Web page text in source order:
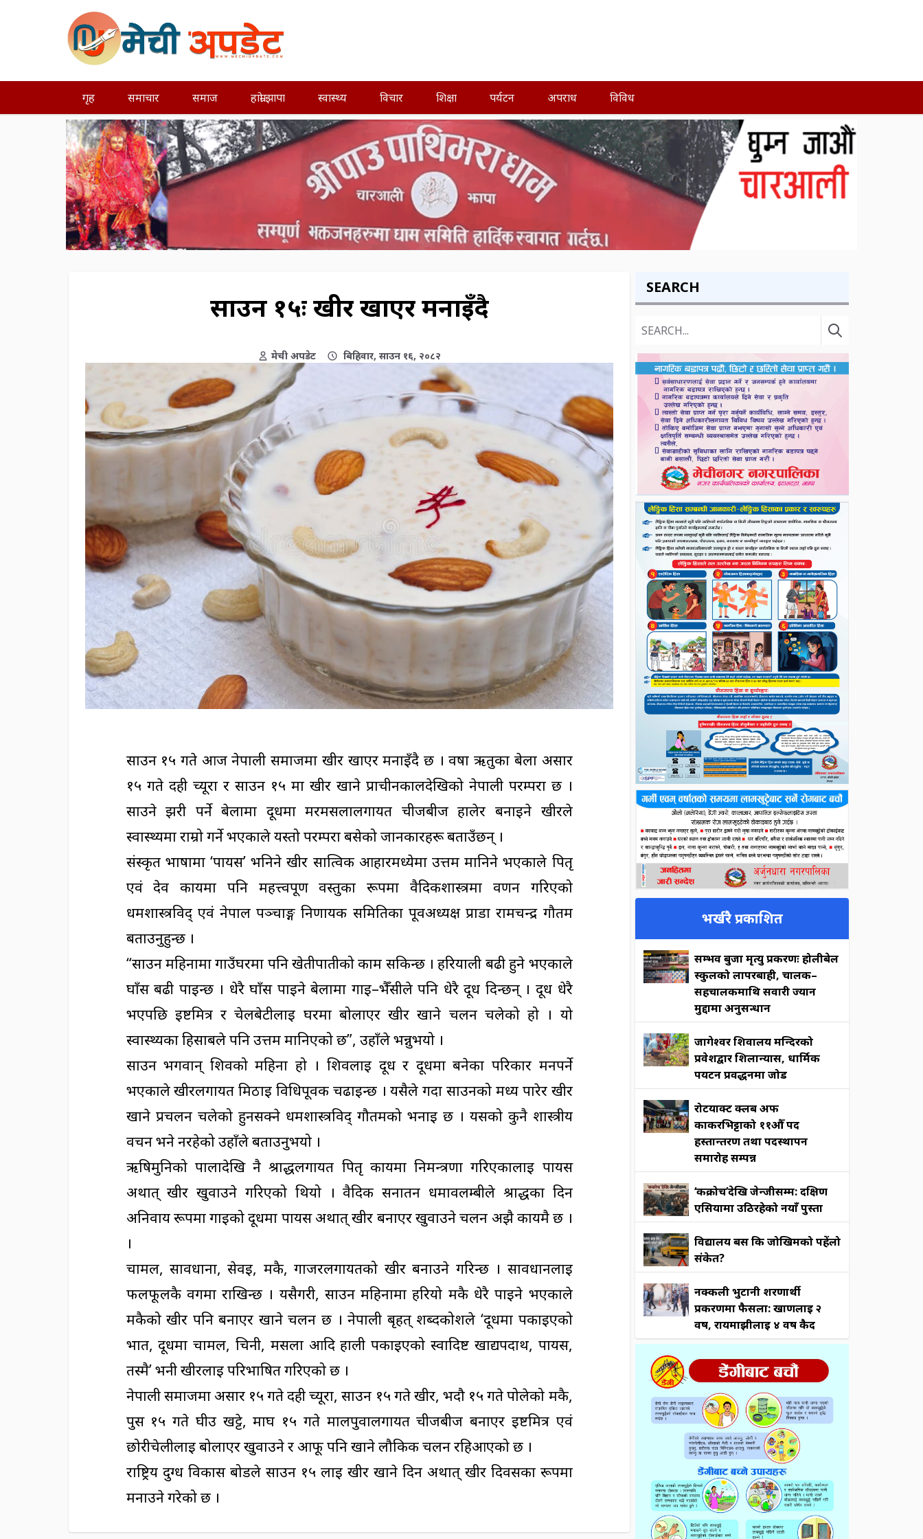
गृह समाचार समाज हाम्रो झापा स्वास्थ्य विचार शिक्षा पर्यटन अपराध विविध
साउन १५ः खीर खाएर मनाइँदै
मेची अपडेट बिहिवार, साउन १६, २०८२
साउन १५ गते आज नेपाली समाजमा खीर खाएर मनाइँदै छ । वर्षा ऋतुका बेला असार
१५ गते दही च्यूरा र साउन १५ मा खीर खाने प्राचीनकालदेखिको नेपाली परम्परा छ ।
साउने झरी पर्ने बेलामा दूधमा मरमसलालगायत चीजबीज हालेर बनाइने खीरले
स्वास्थ्यमा राम्रो गर्ने भएकाले यस्तो परम्परा बसेको जानकारहरू बताउँछन् ।
संस्कृत भाषामा ‘पायस’ भनिने खीर सात्विक आहारमध्येमा उत्तम मानिने भएकाले पितृ
एवं देव कार्यमा पनि महत्त्वपूर्ण वस्तुका रूपमा वैदिकशास्त्रमा वर्णन गरिएको
धर्मशास्त्रविद् एवं नेपाल पञ्चाङ्ग निर्णायक समितिका पूर्वअध्यक्ष प्राडा रामचन्द्र गौतम
बताउनुहुन्छ ।
“साउन महिनामा गाउँघरमा पनि खेतीपातीको काम सकिन्छ । हरियाली बढी हुने भएकाले
घाँस बढी पाइन्छ । धेरै घाँस पाइने बेलामा गाई–भैँसीले पनि धेरै दूध दिन्छन् । दूध धेरै
भएपछि इष्टमित्र र चेलबेटीलाई घरमा बोलाएर खीर खाने चलन चलेको हो । यो
स्वास्थ्यका हिसाबले पनि उत्तम मानिएको छ”, उहाँले भन्नुभयो ।
साउन भगवान् शिवको महिना हो । शिवलाई दूध र दूधमा बनेका परिकार मनपर्ने
भएकाले खीरलगायत मिठाई विधिपूर्वक चढाइन्छ । यसैले गर्दा साउनको मध्य पारेर खीर
खाने प्रचलन चलेको हुनसक्ने धर्मशास्त्रविद् गौतमको भनाइ छ । यसको कुनै शास्त्रीय
वचन भने नरहेको उहाँले बताउनुभयो ।
ऋषिमुनिको पालादेखि नै श्राद्धलगायत पितृ कार्यमा निमन्त्रणा गरिएकालाई पायस
अर्थात् खीर खुवाउने गरिएको थियो । वैदिक सनातन धर्मावलम्बीले श्राद्धका दिन
अनिवार्य रूपमा गाईको दूधमा पायस अर्थात् खीर बनाएर खुवाउने चलन अझै कायमै छ ।
।
चामल, सावधाना, सेवई, मकै, गाजरलगायतको खीर बनाउने गरिन्छ । सावधानलाई
फलफूलकै वर्गमा राखिन्छ । यसैगरी, साउन महिनामा हरियो मकै धेरै पाइने भएकाले
मकैको खीर पनि बनाएर खाने चलन छ । नेपाली बृहत् शब्दकोशले ‘दूधमा पकाइएको
भात, दूधमा चामल, चिनी, मसला आदि हाली पकाइएको स्वादिष्ट खाद्यपदार्थ, पायस,
तस्मै’ भनी खीरलाई परिभाषित गरिएको छ ।
नेपाली समाजमा असार १५ गते दही च्यूरा, साउन १५ गते खीर, भदौ १५ गते पोलेको मकै,
पुस १५ गते घीउ खट्टे, माघ १५ गते मालपुवालगायत चीजबीज बनाएर इष्टमित्र एवं
छोरीचेलीलाई बोलाएर खुवाउने र आफू पनि खाने लौकिक चलन रहिआएको छ ।
राष्ट्रिय दुग्ध विकास बोर्डले साउन १५ लाई खीर खाने दिन अर्थात् खीर दिवसका रूपमा
मनाउने गरेको छ ।
SEARCH
भर्खरै प्रकाशित
सम्भव बुर्जा मृत्यु प्रकरणः होलीबेल
स्कुलको लापरबाही, चालक–
सहचालकमाथि सवारी ज्यान
मुद्दामा अनुसन्धान
जागेश्वर शिवालय मन्दिरको
प्रवेशद्वार शिलान्यास, धार्मिक
पर्यटन प्रवर्द्धनमा जोड
रोटर्याक्ट क्लब अफ
काकरभिट्टाको ११औँ पद
हस्तान्तरण तथा पदस्थापन
समारोह सम्पन्न
‘कक्रोच’देखि जेन्जीसम्म: दक्षिण
एसियामा उठिरहेको नयाँ पुस्ता
विद्यालय बस कि जोखिमको पहेंलो
संकेत?
नक्कली भुटानी शरणार्थी
प्रकरणमा फैसला: खाणलाई २
वर्ष, रायमाझीलाई ४ वर्ष कैद